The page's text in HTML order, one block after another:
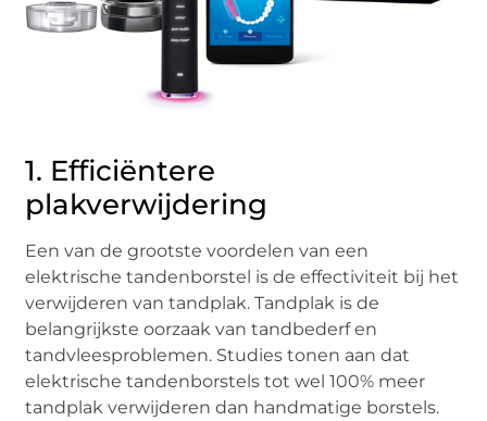
1. Efficiëntere
plakverwijdering
Een van de grootste voordelen van een
elektrische tandenborstel is de effectiviteit bij het
verwijderen van tandplak. Tandplak is de
belangrijkste oorzaak van tandbederf en
tandvleesproblemen. Studies tonen aan dat
elektrische tandenborstels tot wel 100% meer
tandplak verwijderen dan handmatige borstels.